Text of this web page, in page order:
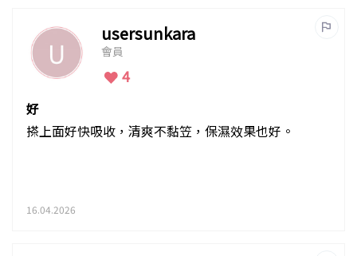
usersunkara
會員
4
好
搽上面好快吸收，清爽不黏笠，保濕效果也好。
16.04.2026